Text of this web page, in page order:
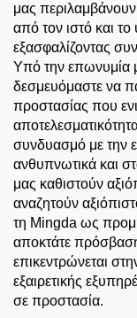
μας
από τον ιστό και το
εξασφαλίζοντας
Υπό την επωνυμία
δεσμευόμαστε να
προστασίας που
συνδυασμό με την
ανθυπνωτικά και
μας καθιστούν
αναζητούν
τη Mingda ως
αποκτάτε
επικεντρώνεται
εξαιρετικής
σε προστασία.